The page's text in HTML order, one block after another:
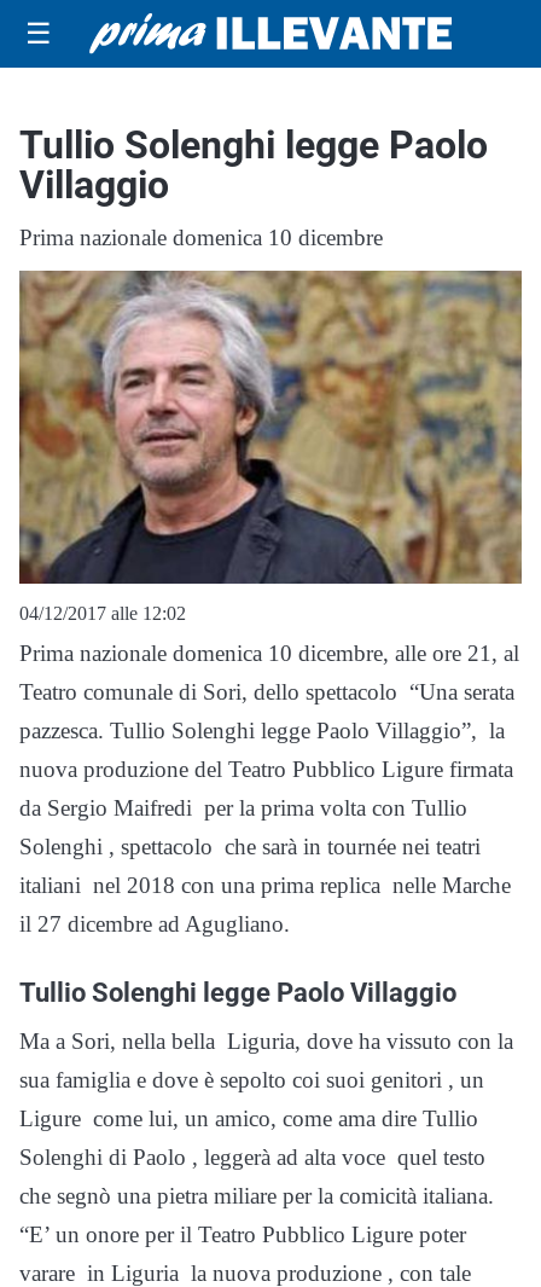
☰
Tullio Solenghi legge Paolo
Villaggio
Prima nazionale domenica 10 dicembre
04/12/2017 alle 12:02
Prima nazionale domenica 10 dicembre, alle ore 21, al
Teatro comunale di Sori, dello spettacolo “Una serata
pazzesca. Tullio Solenghi legge Paolo Villaggio”, la
nuova produzione del Teatro Pubblico Ligure firmata
da Sergio Maifredi per la prima volta con Tullio
Solenghi , spettacolo che sarà in tournée nei teatri
italiani nel 2018 con una prima replica nelle Marche
il 27 dicembre ad Agugliano.
Tullio Solenghi legge Paolo Villaggio
Ma a Sori, nella bella Liguria, dove ha vissuto con la
sua famiglia e dove è sepolto coi suoi genitori , un
Ligure come lui, un amico, come ama dire Tullio
Solenghi di Paolo , leggerà ad alta voce quel testo
che segnò una pietra miliare per la comicità italiana.
“E’ un onore per il Teatro Pubblico Ligure poter
varare in Liguria la nuova produzione , con tale